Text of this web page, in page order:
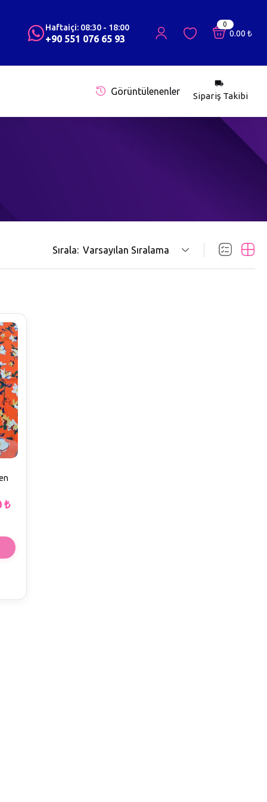
Haftaiçi: 08:30 - 18:00
+90 551 076 65 93
0
0.00₺
Görüntülenenler Sipariş Takibi
Sırala: Varsayılan Sıralama
₺